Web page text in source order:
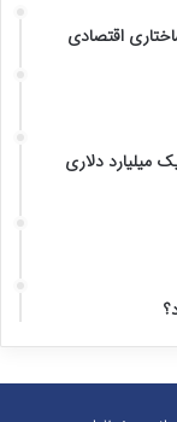
اقتصادی
دلاری